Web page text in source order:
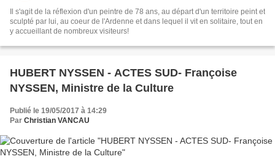
Il s'agit de la réflexion d'un peintre de 78 ans, au départ d'un territoire peint et
sculpté par lui, au coeur de l'Ardenne et dans lequel il vit en solitaire, tout en
y accueillant de nombreux visiteurs!
HUBERT NYSSEN - ACTES SUD- Françoise
NYSSEN, Ministre de la Culture
Publié le 19/05/2017 à 14:29
Par Christian VANCAU